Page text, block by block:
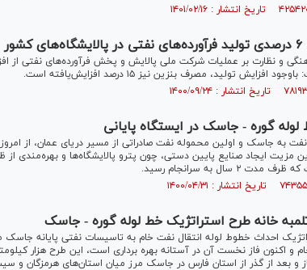
افزایش تولید، مصرف بنزین نیز ۱۵ درصد افزایش‌یافته است.
گوره - جاسک در ایستگاه پایانی
به جاسک و اولین محموله نفت صادراتی از مسیر دریای عمان، از
مزیت ایجاد صنایع پایین دستی، چون پترو پالایشگاه‌ها و بهره‌مندی
۲ سال به سرانجام رسید.
خانه طرح استراتژیک خط لوله گوره - جاسک
احداث خطوط لوله انتقال نفت خام به تاسیسات نفتی پایانه
و اکنون فاز نخست آن در آستانه بهره برداری است، این طرح هزار
و بعد از گذر از استان فارس در جاسک مرز میان استان‌های هرمزگان و